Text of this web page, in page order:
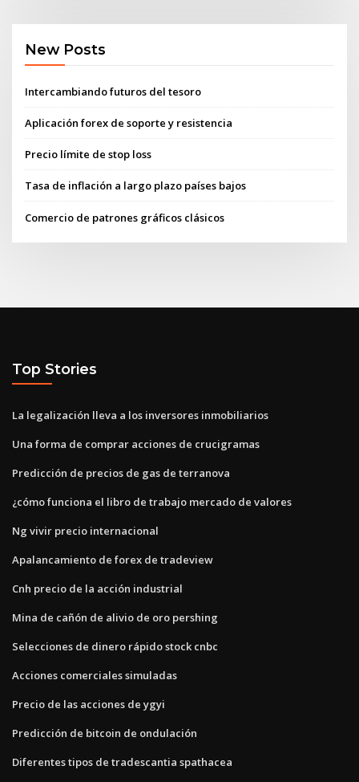
New Posts
Intercambiando futuros del tesoro
Aplicación forex de soporte y resistencia
Precio límite de stop loss
Tasa de inflación a largo plazo países bajos
Comercio de patrones gráficos clásicos
Top Stories
La legalización lleva a los inversores inmobiliarios
Una forma de comprar acciones de crucigramas
Predicción de precios de gas de terranova
¿cómo funciona el libro de trabajo mercado de valores
Ng vivir precio internacional
Apalancamiento de forex de tradeview
Cnh precio de la acción industrial
Mina de cañón de alivio de oro pershing
Selecciones de dinero rápido stock cnbc
Acciones comerciales simuladas
Precio de las acciones de ygyi
Predicción de bitcoin de ondulación
Diferentes tipos de tradescantia spathacea